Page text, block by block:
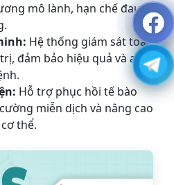
mô lành, hạn chế đau
Hệ thống giám sát toàn
đảm bảo hiệu quả và an
Hỗ trợ phục hồi tế bào
miễn dịch và nâng cao
thể.